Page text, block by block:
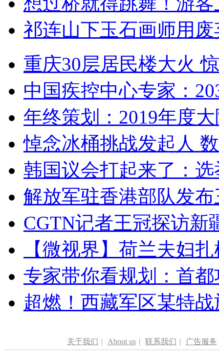
祁连山下玉石画师用
重庆30层居民楼大火
中国疾控中心专家：
年终策划：2019年度
悼念冰桶挑战发起人
韩国议会打起来了：
解放军驻香港部队发
CGTN记者王冠探访新
【微视界】荷兰夫妇
专家带你看规划：首
超燃！西藏军区某特
关于我们 | About us | 联系我们 | 广告服务